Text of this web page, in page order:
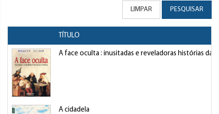
LIMPAR PESQUISAR
TÍTULO
A face oculta : inusitadas e reveladoras histórias da
A cidadela